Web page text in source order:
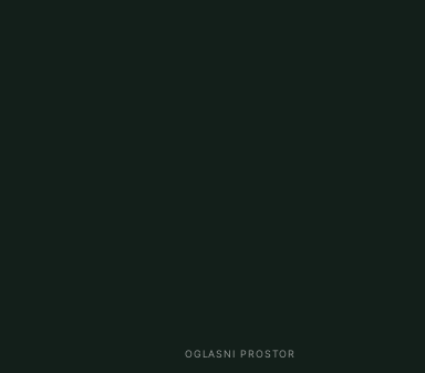
OGLASNI PROSTOR